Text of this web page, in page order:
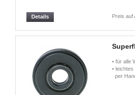
Preis auf
Details
• für alle
•
per